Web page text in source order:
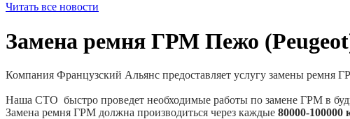
Читать все новости
Замена ремня ГРМ Пежо
Компания Французский Альянс предоставляет услугу замены ремня
Наша СТО быстро проведет необходимые работы по замене ГРМ в
Замена ремня ГРМ должна производиться через каждые 80000-100000